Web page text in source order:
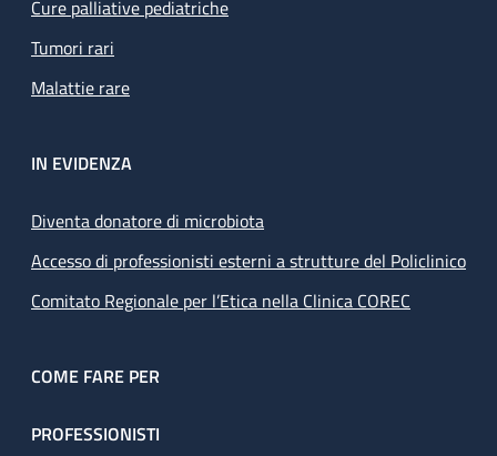
Cure palliative pediatriche
Tumori rari
Malattie rare
IN EVIDENZA
Diventa donatore di microbiota
Accesso di professionisti esterni a strutture del Policlinico
Comitato Regionale per l’Etica nella Clinica COREC
COME FARE PER
PROFESSIONISTI